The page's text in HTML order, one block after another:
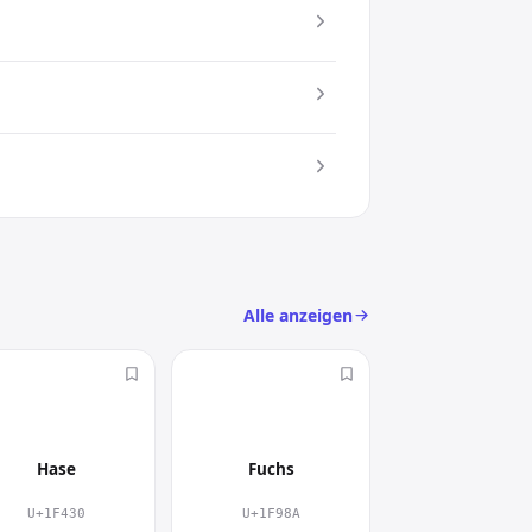
Alle anzeigen
Hase
U+1F430
Fuchs
U+1F98A